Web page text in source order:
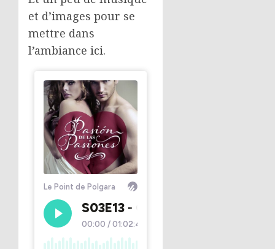
et d’images pour se
mettre dans
l’ambiance ici.